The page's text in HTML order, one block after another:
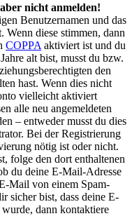
nicht anmelden!
Benutzernamen und das
Wenn diese stimmen, dann
COPPA aktiviert ist und du
alt bist, musst du bzw.
den
hast. Wenn dies nicht
vielleicht aktiviert
alle neu angemeldeten
– entweder musst du dies
Bei der Registrierung
nötig ist oder nicht.
folge den dort enthaltenen
du deine E-Mail-Adresse
Mail von einem Spam-
sicher bist, dass deine E-
dann kontaktiere